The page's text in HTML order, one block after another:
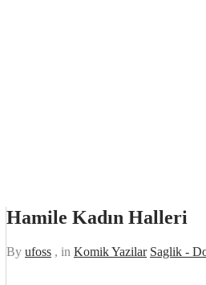
Hamile Kadın Halleri
By ufoss , in Komik Yazilar Saglik -